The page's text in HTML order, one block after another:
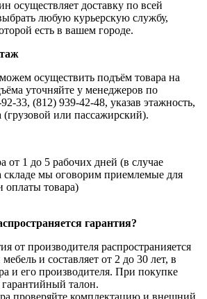
осуществляет доставку по всей
любую курьерскую службу,
есть в вашем городе.
осуществить подъём товара на
уточняйте у менеджеров по
33, (812) 939-42-48, указав этажность,
или пассажирский).
от 1 до 5 рабочих дней (в случае
складе мы оговорим приемлемые для
оплаты товара)
гарантия?
от производителя распространияется
и составляет от 2 до 30 лет, в
и его производителя. При покупке
талон.
проверяйте комплектацию и внешний